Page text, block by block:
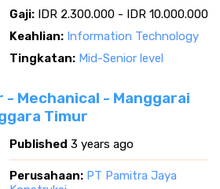
Gaji: IDR 2.300.000 - IDR 10.000.000
Keahlian: Information Technology
Tingkatan: Mid-Senior level
Mechanical - Manggarai
Timur
Published 3 years ago
Perusahaan: PT Pamitra Jaya